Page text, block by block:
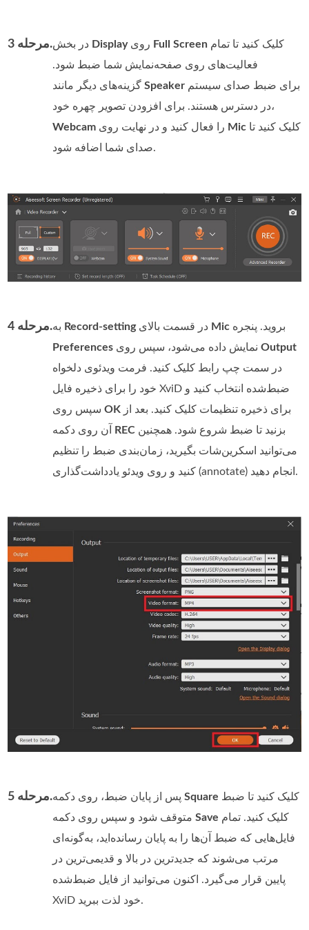
مرحله 3. Display Full Screen
فعالیت‌های روی صفحه‌نمایش شما ضبط شود.
گزینه‌های دیگر مانندSpeaker
در دسترس هستند. برای افزودن تصویر چهره خود،
Webcam
Mic
صدای شما اضافه شود.
مرحله 4. Record-setting Mic بروید. پنجره
Preferences
نمایش داده می‌شود، سپس رویOutput
در سمت چپ رابط کلیک کنید. فرمت ویدئوی دلخواه
خود را برای ذخیره فایل XviD ضبط‌شده انتخاب کنید و
سپس رویOK
REC
می‌توانید اسکرین‌شات بگیرید، زمان‌بندی ضبط را تنظیم
کنید و روی ویدئو یادداشت‌گذاری (annotate) انجام دهید.
مرحله 5. پس از پایان ضبط، روی دکمهSquare
متوقف شود و سپس روی دکمهSave
فایل‌هایی که ضبط آن‌ها را به پایان رسانده‌اید، به‌گونه‌ای
مرتب می‌شوند که جدیدترین در بالا و قدیمی‌ترین در
پایین قرار می‌گیرد. اکنون می‌توانید از فایل ضبط‌شده
XviD خود لذت ببرید.